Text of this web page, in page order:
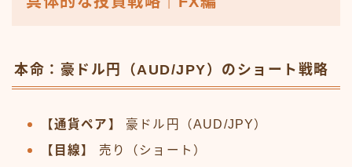
本命：豪ドル円（AUD/JPY）のショート戦略
【通貨ペア】
豪ドル円（AUD/JPY）
【目線】
売り（ショート）